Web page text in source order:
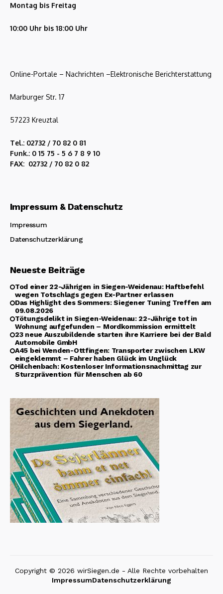
Montag bis Freitag
10:00 Uhr bis 18:00 Uhr
Online-Portale – Nachrichten –Elektronische Berichterstattung
Marburger Str. 17
57223 Kreuztal
Tel.: 02732 / 70 82 0 81
Funk.: 0 15 75 - 5 6 7 8 9 10
FAX: 02732 / 70 82 0 82
Impressum & Datenschutz
Impressum
Datenschutzerklärung
Neueste Beiträge
Tod einer 22-Jährigen in Siegen-Weidenau: Haftbefehl
wegen Totschlags gegen Ex-Partner erlassen
Das Highlight des Sommers: Siegener Tuning Treffen am
09.08.2026
Tötungsdelikt in Siegen-Weidenau: 22-Jährige tot in
Wohnung aufgefunden – Mordkommission ermittelt
23 neue Auszubildende starten ihre Karriere bei der Bald
Automobile GmbH
A45 bei Wenden-Ottfingen: Transporter zwischen LKW
eingeklemmt – Fahrer haben Glück im Unglück
Hilchenbach: Kostenloser Informationsnachmittag zur
Sturzprävention für Menschen ab 60
Copyright © 2026 wirSiegen.de - Alle Rechte vorbehalten
ImpressumDatenschutzerklärung